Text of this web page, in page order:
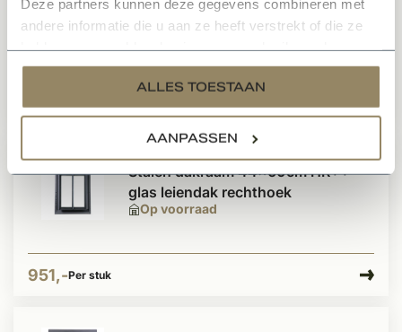
Deze partners kunnen deze gegevens combineren met
andere informatie die u aan ze heeft verstrekt of die ze
services.
ALLES TOESTAAN
AANPASSEN
glas
1.986,-Per stuk
Op voorraad
Stalen dakraam 44x60cm HR++
glas leiendak rechthoek
951,-Per stuk